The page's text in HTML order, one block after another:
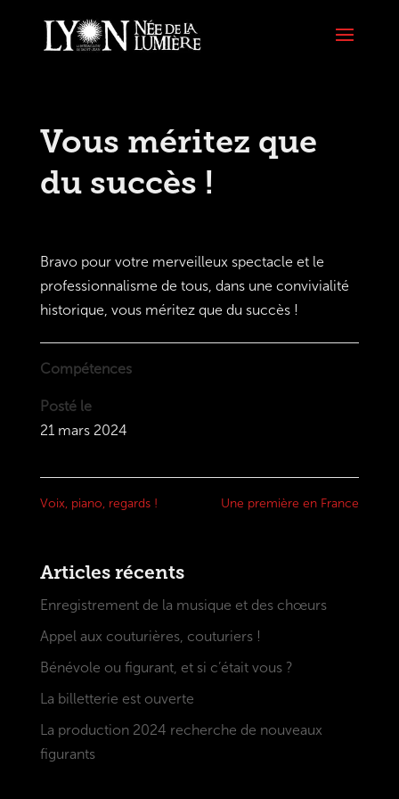
Vous méritez que
du succès !
Bravo pour votre merveilleux spectacle et le
professionnalisme de tous, dans une convivialité
historique, vous méritez que du succès !
Compétences
Posté le
21 mars 2024
Voix, piano, regards ! Une première en France
Articles récents
Enregistrement de la musique et des chœurs
Appel aux couturières, couturiers !
Bénévole ou figurant, et si c’était vous ?
La billetterie est ouverte
La production 2024 recherche de nouveaux
figurants